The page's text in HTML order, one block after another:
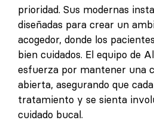
prioridad. Sus modernas
diseñadas para crear un
acogedor, donde los
bien cuidados. El equipo de
esfuerza por mantener una
abierta, asegurando que
tratamiento y se sienta
cuidado bucal.